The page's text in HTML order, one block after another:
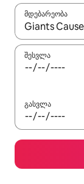
მდებარეობა
როცა
შესვლა
გასვლა